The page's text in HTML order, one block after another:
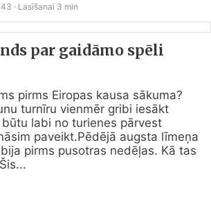
· Lasīšanai 3 min
par gaidāmo spēli
pirms Eiropas kausa sākuma?
turnīru vienmēr gribi iesākt
labi no turienes pārvest
paveikt.Pēdējā augsta līmeņa
pirms pusotras nedēļas. Kā tas